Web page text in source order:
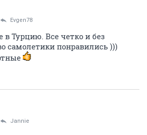
Evgen78
Турцию. Все четко и без
самолетики понравились )))
Jannie